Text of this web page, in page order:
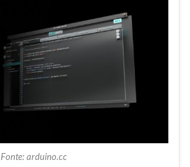
Fonte: arduino.cc